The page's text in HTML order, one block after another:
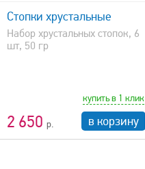
Стопки хрустальные
Набор хрустальных стопок, 6
шт, 50 гр
2 650
купить в 1 клик
в корзину